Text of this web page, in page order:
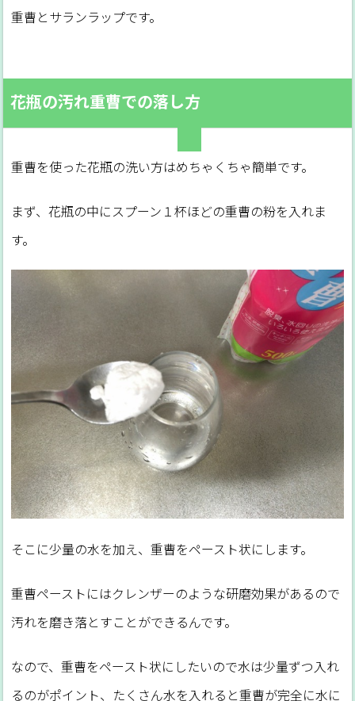
重曹とサランラップです。
花瓶の汚れ重曹での落し方
重曹を使った花瓶の洗い方はめちゃくちゃ簡単です。
まず、花瓶の中にスプーン１杯ほどの重曹の粉を入れま
す。
そこに少量の水を加え、重曹をペースト状にします。
重曹ペーストにはクレンザーのような研磨効果があるので
汚れを磨き落とすことができるんです。
なので、重曹をペースト状にしたいので水は少量ずつ入れ
るのがポイント、たくさん水を入れると重曹が完全に水に